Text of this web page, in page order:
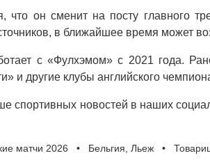
что он сменит на посту главного
в ближайшее время может
с «Фулхэмом» с 2021 года.
и другие клубы английского
спортивных новостей в наших
матчи 2026 • Бельгия, Льеж •